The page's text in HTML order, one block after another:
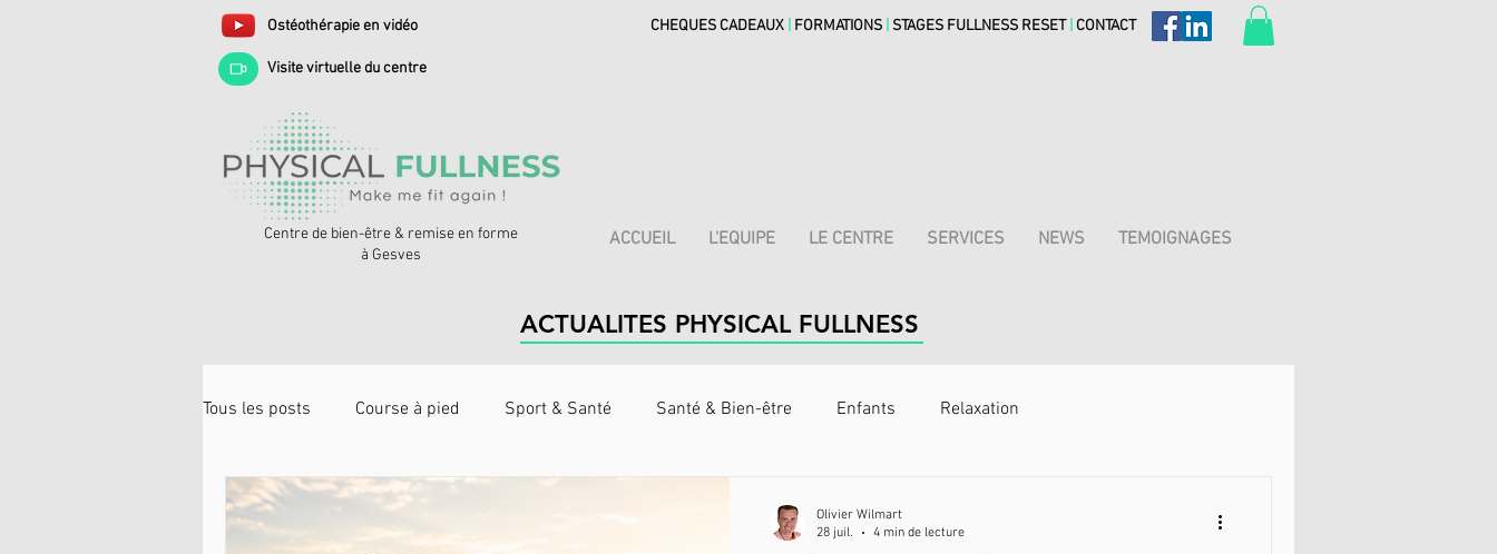
Ostéothérapie en vidéo
Visite virtuelle du centre
CHEQUES CADEAUX FORMATIONS STAGES FULLNESS RESET CONTACT
Centre de bien-être & remise en forme
à Gesves
ACCUEIL L'EQUIPE LE CENTRE SERVICES NEWS TEMOIGNAGES
ACTUALITES PHYSICAL FULLNESS
Tous les posts Course à pied Sport & Santé Santé & Bien-être Enfants Relaxation
Prévention des blessures
Olivier Wilmart
28 juil.
4 min de lecture